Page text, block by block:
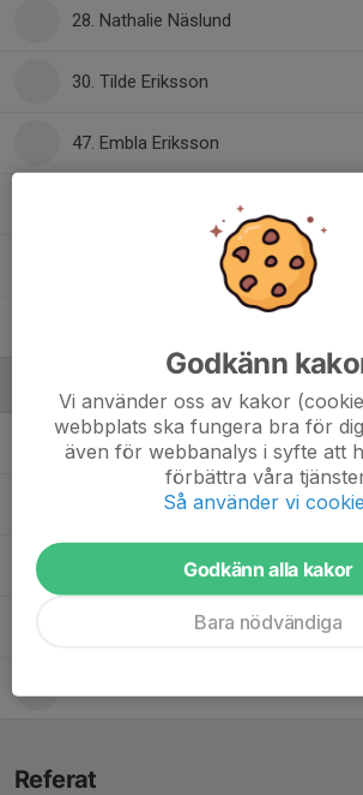
28. Nathalie Näslund
30. Tilde Eriksson
47. Embla Eriksson
55. Ella Sköldebäck
Ledare
Anna Borgqvist Huvudtränare
Andreas BrydlingMaterialare
Materialare
Denise Husak-AspAssisterande
Referat
Godkänn
Vi använder oss av kakor
webbplats ska fungera bra för
även för webbanalys i syfte att
förbättra våra
Så använder vi
Godkänn alla kakor
Bara nödvändiga